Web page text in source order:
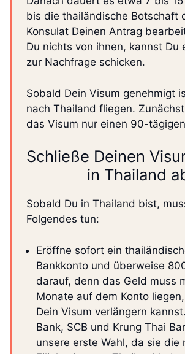
bis die thailändische Botschaft
Konsulat Deinen Antrag
Du nichts von ihnen, kannst Du
zur Nachfrage schicken.
Sobald Dein Visum genehmigt
nach Thailand fliegen.
das Visum nur einen 90-
Schließe Deinen
in Thailand
Sobald Du in Thailand bist,
Folgendes tun:
Eröffne sofort ein
Bankkonto und überweise
darauf, denn das Geld muss
Monate auf dem Konto
Dein Visum verlängern
Bank, SCB und Krung Thai
unsere erste Wahl, da sie die